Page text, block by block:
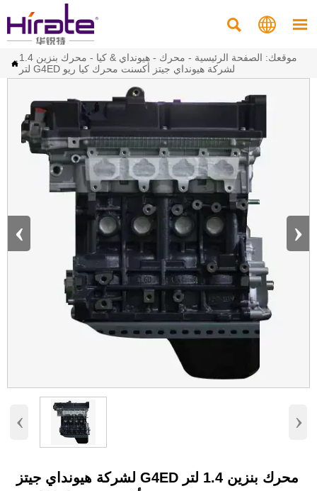
  
 موقعك: الصفحة الرئيسية - محرك - هيونداي & كيا -
محرك بنزين 1.4
لتر G4ED لشركة هيونداي جيتز أكسنت محرك كيا ريو
‹ ›
‹ ›
محرك بنزين 1.4 لتر G4ED لشركة هيونداي جيتز